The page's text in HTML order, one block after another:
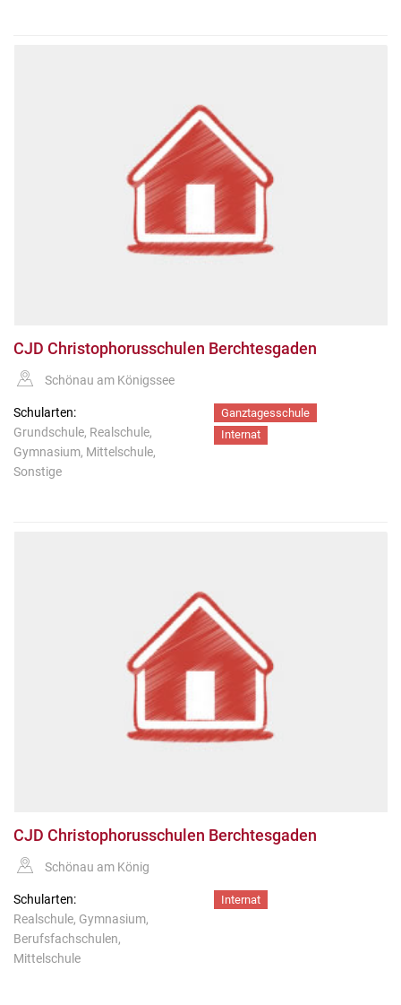
CJD Christophorusschulen Berchtesgaden
Schönau am Königssee
Schularten:
Grundschule, Realschule,
Gymnasium, Mittelschule,
Sonstige
Ganztagesschule
Internat
CJD Christophorusschulen Berchtesgaden
Schönau am König
Schularten:
Realschule, Gymnasium,
Berufsfachschulen,
Mittelschule
Internat